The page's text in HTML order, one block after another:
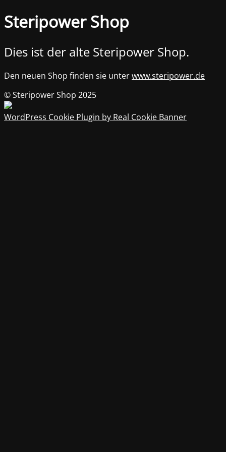
Steripower Shop
Dies ist der alte Steripower Shop.
Den neuen Shop finden sie unterwww.steripower.de
© Steripower Shop 2025
WordPress Cookie Plugin by Real Cookie Banner